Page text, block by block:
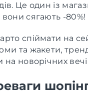
Це один із
сягають -80%!
спіймати на
та жакети,
на новорічних